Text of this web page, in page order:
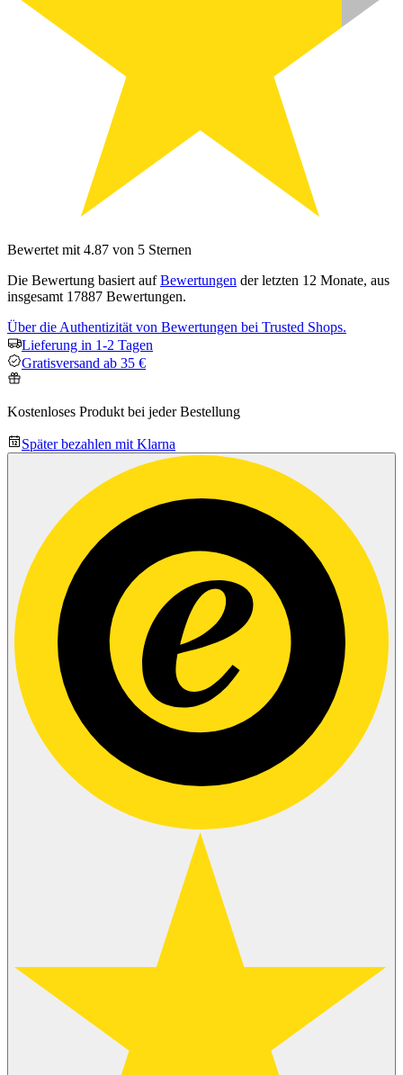
Bewertet mit 4.87 von 5 Sternen
Die Bewertung basiert aufBewertungen der letzten 12 Monate, aus
insgesamt 17887 Bewertungen.
Über die Authentizität von Bewertungen bei Trusted Shops.
Lieferung in 1-2 Tagen
Gratisversand ab 35 €
Kostenloses Produkt bei jeder Bestellung
Später bezahlen mit Klarna